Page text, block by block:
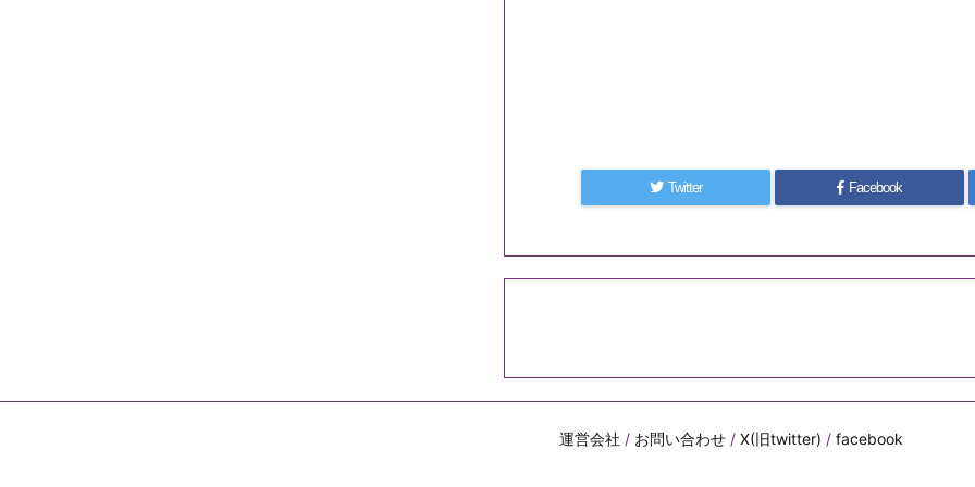
Twitter Facebook
運営会社 / お問い合わせ/ X(旧twitter) / facebook